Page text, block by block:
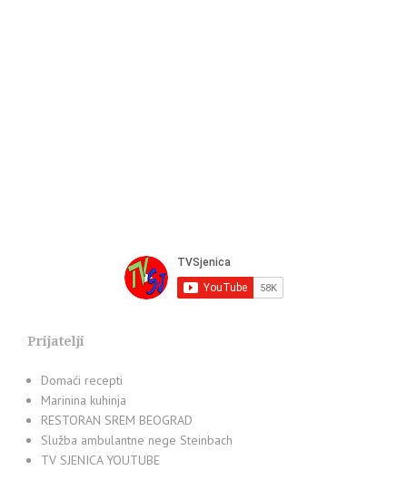
Prijatelji
Domaći recepti
Marinina kuhinja
RESTORAN SREM BEOGRAD
Služba ambulantne nege Steinbach
TV SJENICA YOUTUBE